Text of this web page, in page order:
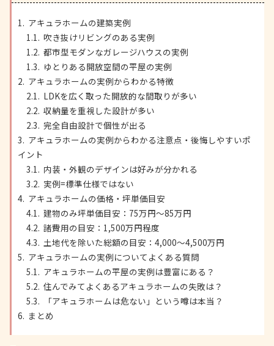
アキュラホームの建築実例
吹き抜けリビングのある実例
都市型モダンなガレージハウスの実例
ゆとりある開放空間の平屋の実例
アキュラホームの実例からわかる特徴
LDKを広く取った開放的な間取りが多い
収納量を重視した設計が多い
完全自由設計で個性が出る
アキュラホームの実例からわかる注意点・後悔しやすいポ
イント
内装・外観のデザインは好みが分かれる
実例=標準仕様ではない
アキュラホームの価格・坪単価目安
建物のみ坪単価目安：75万円〜85万円
諸費用の目安：1,500万円程度
土地代を除いた総額の目安：4,000〜4,500万円
アキュラホームの実例についてよくある質問
アキュラホームの平屋の実例は豊富にある？
住んでみてよくあるアキュラホームの失敗は？
「アキュラホームは危ない」という噂は本当？
まとめ